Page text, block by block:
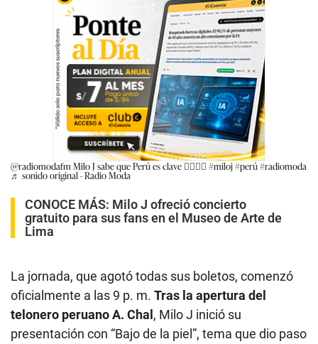
@radiomodafmMilo J sabe que Perú es clave ❤️‍🔥🇵🇪 #miloj#perú#radiomoda
♬ sonido original - Radio Moda
CONOCE MÁS: Milo J ofreció concierto
gratuito para sus fans en el Museo de Arte de
Lima
La jornada, que agotó todas sus boletos, comenzó
oficialmente a las 9 p. m. Tras la apertura del
telonero peruano A. Chal , Milo J inició su
presentación con “Bajo de la piel”, tema que dio paso